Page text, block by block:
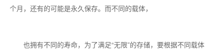
个月，还有的可能是永久保存。而不同的载体，
也拥有不同的寿命，为了满足“无限”的存储，要根据不同载体